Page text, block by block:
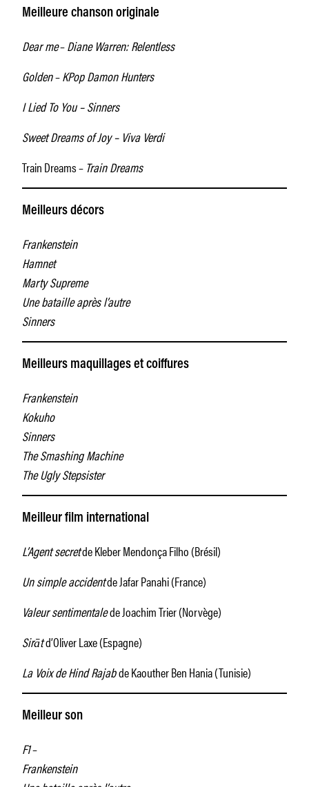
Meilleure chanson originale
Dear me–Diane Warren: Relentless
Golden–KPop Damon Hunters
I Lied To You – Sinners
Sweet Dreams of Joy – Viva Verdi
Train Dreams – Train Dreams
Meilleurs décors
Frankenstein
Hamnet
Marty Supreme
Une bataille après l’autre
Sinners
Meilleurs maquillages et coiffures
Frankenstein
Kokuho
Sinners
The Smashing Machine
The Ugly Stepsister
Meilleur film international
L’Agent secretde Kleber Mendonça Filho (Brésil)
Un simple accidentde Jafar Panahi (France)
Valeur sentimentalede Joachim Trier (Norvège)
Sirātd’Oliver Laxe (Espagne)
La Voix de Hind Rajabde Kaouther Ben Hania (Tunisie)
Meilleur son
F1–
Frankenstein